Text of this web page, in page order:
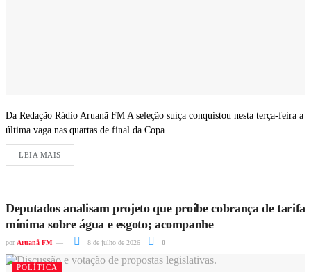
Da Redação Rádio Aruanã FM A seleção suíça conquistou nesta terça-feira a
última vaga nas quartas de final da Copa...
LEIA MAIS
Deputados analisam projeto que proíbe cobrança de tarifa
mínima sobre água e esgoto; acompanhe
por Aruanã FM 8 de julho de 2026 0
POLÍTICA